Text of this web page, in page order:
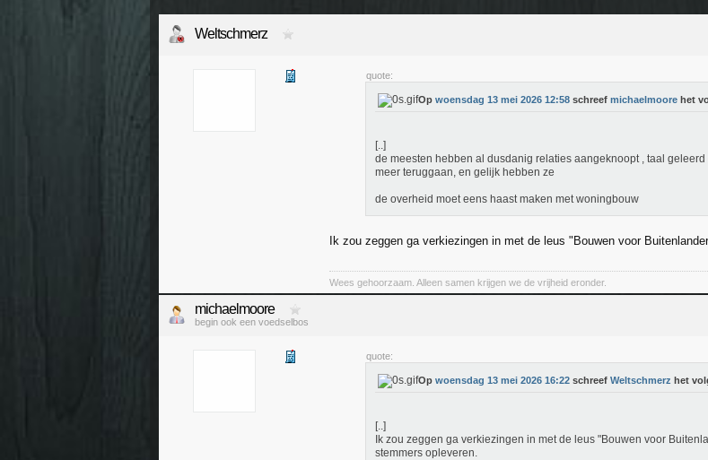
Weltschmerz
quote:
Op woensdag 13 mei 2026 12:58 schreef michaelmoore het
[..]
de meesten hebben al dusdanig relaties aangeknoopt , taal
meer teruggaan, en gelijk hebben ze
de overheid moet eens haast maken met woningbouw
Ik zou zeggen ga verkiezingen in met de leus "Bouwen voor
Wees gehoorzaam. Alleen samen krijgen we de vrijheid eronder.
michaelmoore
begin ook een voedselbos
quote:
Op woensdag 13 mei 2026 16:22 schreef Weltschmerz het
[..]
Ik zou zeggen ga verkiezingen in met de leus "Bouwen voor
stemmers opleveren.